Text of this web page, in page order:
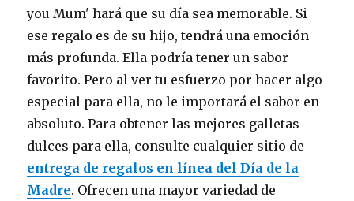
you Mum' hará que su día sea memorable. Si
ese regalo es de su hijo, tendrá una emoción
más profunda. Ella podría tener un sabor
favorito. Pero al ver tu esfuerzo por hacer algo
especial para ella, no le importará el sabor en
absoluto. Para obtener las mejores galletas
dulces para ella, consulte cualquier sitio de
entrega de regalos en línea del Día de la
Madre. Ofrecen una mayor variedad de